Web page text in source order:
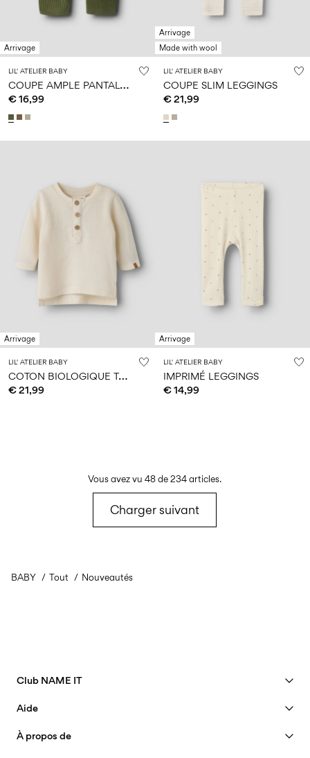
Arrivage
LIL' ATELIER BABY
C
OUPE AMPLE PANTALON
€ 16,99
Arrivage
Made with wool
LIL' ATELIER BABY
COUPE SLIM LEGGINGS
€ 21,99
Arrivage
LIL' ATELIER BABY
C
OTON BIOLOGIQUE TOP À MANCHES LONGUES
€ 21,99
Arrivage
LIL' ATELIER BABY
IMPRIMÉ LEGGINGS
€ 14,99
Vous avez vu 48 de 234 articles.
Charger suivant
BABY Tout Nouveautés
Club NAME IT
Mon compte
Aide
À propos de